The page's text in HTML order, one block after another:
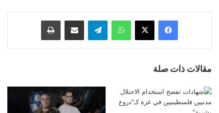
فيسبوك ‫X واتساب تيلقرام مشاركة عبر البريد طباعة
مقالات ذات صلة